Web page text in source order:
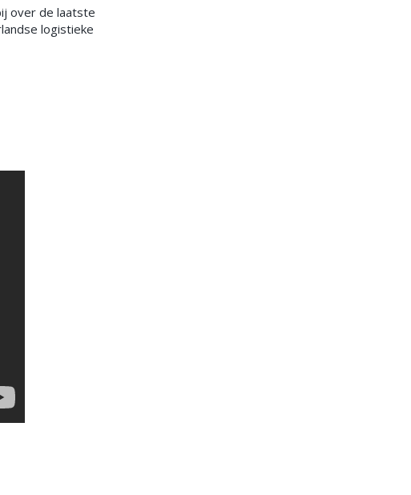
over de laatste
logistieke